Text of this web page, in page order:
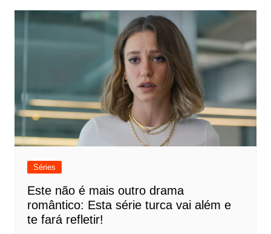
Séries
Este não é mais outro drama
romântico: Esta série turca vai além e
te fará refletir!